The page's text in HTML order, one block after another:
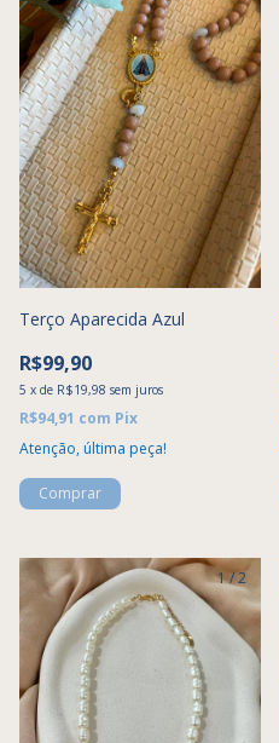
Terço Aparecida Azul
R$99,90
5 x de R$19,98 sem juros
R$94,91 com Pix
Atenção, última peça!
1/2